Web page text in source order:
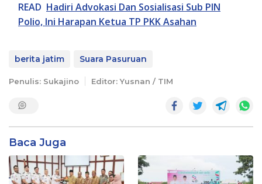
READ Hadiri Advokasi Dan Sosialisasi Sub PIN
Polio, Ini Harapan Ketua TP PKK Asahan
berita jatim Suara Pasuruan
Penulis: Sukajino Editor: Yusnan / TIM
Baca Juga